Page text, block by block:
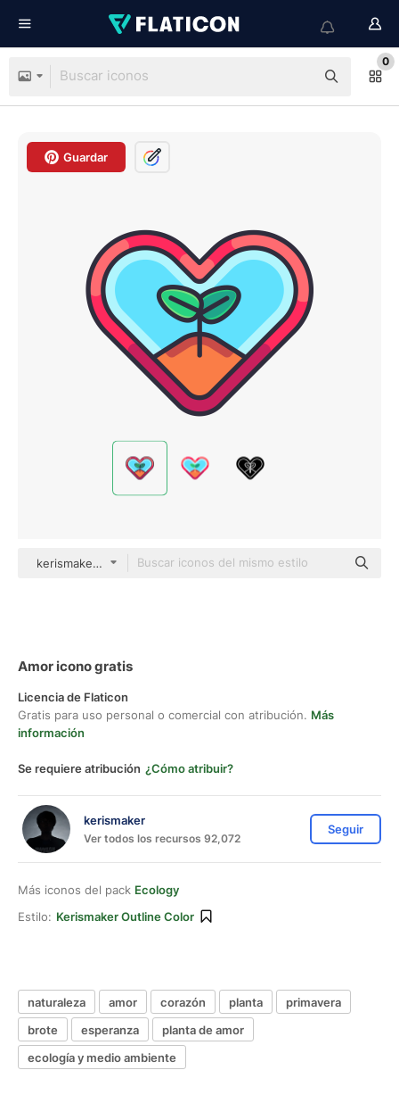
0
Guardar
kerismaker Outline Color
Amor icono gratis
Licencia de Flaticon
Gratis para uso personal o comercial con atribución. Más
información
Se requiere atribución ¿Cómo atribuir?
kerismaker
Ver todos los recursos 92,072
Seguir
Más iconos del pack Ecology
Estilo: Kerismaker Outline Color
naturaleza amor corazón planta
primavera
brote
esperanza
planta de amor
ecología y medio ambiente